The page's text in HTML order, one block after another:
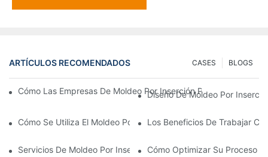
ARTÍCULOS RECOMENDADOS BLOGS
CASES
Cómo Las Empresas De Moldeo Por Inserción Pueden
Diseño De Moldeo Por
Cómo Se Utiliza El Moldeo Por Inserción De Plástico Para
Los Beneficios De Trabajar
Servicios De Moldeo Por Inserción: Por Qué Es La Mejor
Cómo Optimizar Su Proceso